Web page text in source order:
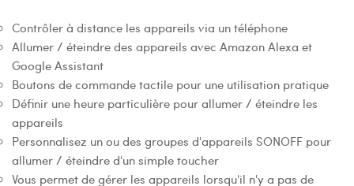
Contrôler à distance les appareils via un téléphone
Allumer / éteindre des appareils avec Amazon Alexa et
Google Assistant
Boutons de commande tactile pour une utilisation pratique
Définir une heure particulière pour allumer / éteindre les
appareils
Personnalisez un ou des groupes d'appareils SONOFF pour
allumer / éteindre d'un simple toucher
Vous permet de gérer les appareils lorsqu'il n'y a pas de